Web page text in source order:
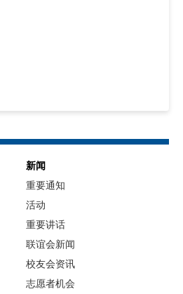
新闻
重要通知
活动
重要讲话
联谊会新闻
校友会资讯
志愿者机会